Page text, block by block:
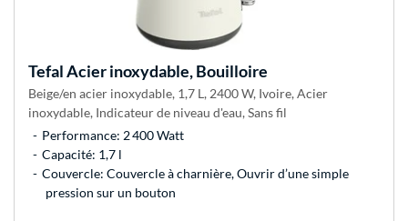
TefalAcier inoxydable, Bouilloire
Beige/en acier inoxydable, 1,7 L, 2400 W, Ivoire, Acier
inoxydable, Indicateur de niveau d'eau, Sans fil
Performance: 2 400 Watt
Capacité: 1,7 l
Couvercle: Couvercle à charnière, Ouvrir d’une simple
pression sur un bouton